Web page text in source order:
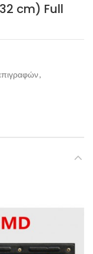
cm) Full
,